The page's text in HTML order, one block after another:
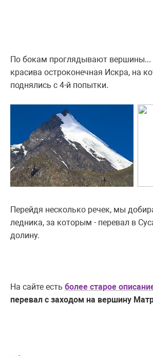
По бокам проглядывают вершины...
красива остроконечная Искра, на
поднялись с 4-й попытки.
Перейдя несколько речек, мы
ледника, за которым - перевал в
долину.
На сайте есть более старое
перевал с заходом на вершину